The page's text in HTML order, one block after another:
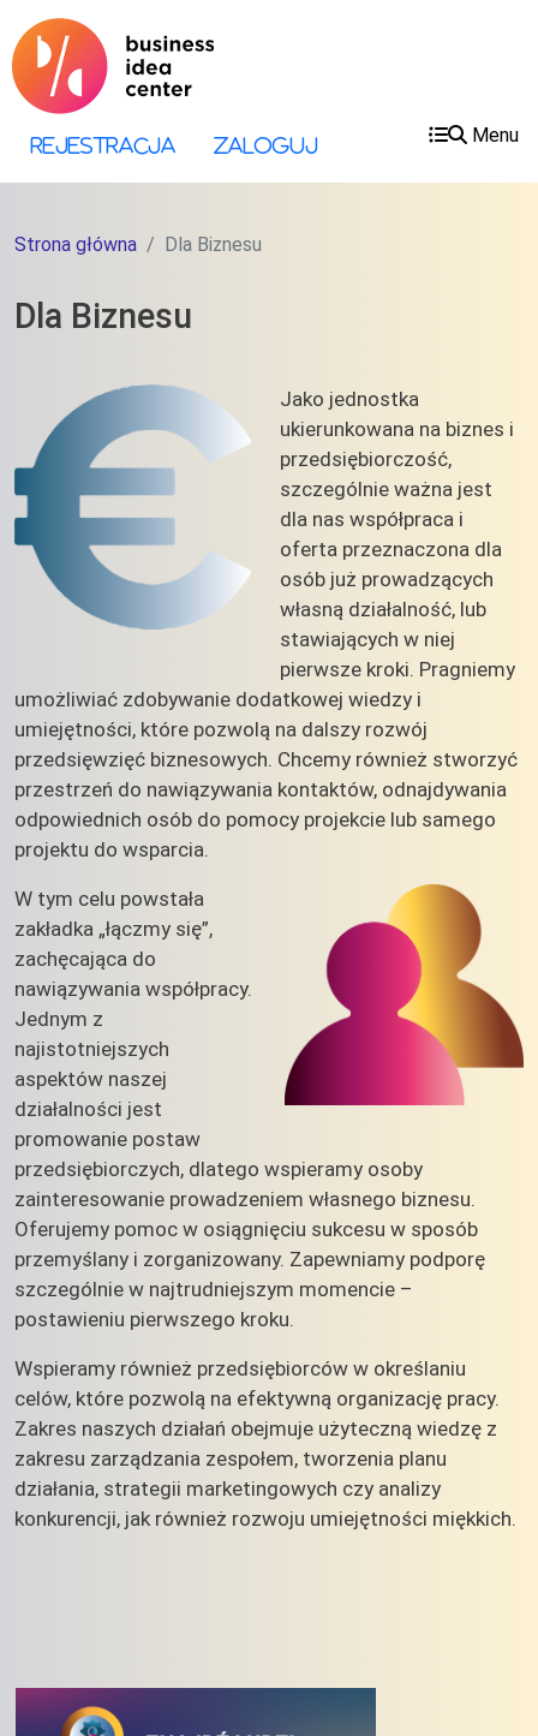
Menu konta użytkownika
Rejestracja Zaloguj Menu
Strona główna Dla Biznesu
Dla Biznesu
Jako jednostka
ukierunkowana na biznes i
przedsiębiorczość,
szczególnie ważna jest
dla nas współpraca i
oferta przeznaczona dla
osób już prowadzących
własną działalność, lub
stawiających w niej
pierwsze kroki. Pragniemy
umożliwiać zdobywanie dodatkowej wiedzy i
umiejętności, które pozwolą na dalszy rozwój
przedsięwzięć biznesowych. Chcemy również stworzyć
przestrzeń do nawiązywania kontaktów, odnajdywania
odpowiednich osób do pomocy projekcie lub samego
projektu do wsparcia.
W tym celu powstała
zakładka „łączmy się”,
zachęcająca do
nawiązywania współpracy.
Jednym z
najistotniejszych
aspektów naszej
działalności jest
promowanie postaw
przedsiębiorczych, dlatego wspieramy osoby
zainteresowanie prowadzeniem własnego biznesu.
Oferujemy pomoc w osiągnięciu sukcesu w sposób
przemyślany i zorganizowany. Zapewniamy podporę
szczególnie w najtrudniejszym momencie –
postawieniu pierwszego kroku.
Wspieramy również przedsiębiorców w określaniu
celów, które pozwolą na efektywną organizację pracy.
Zakres naszych działań obejmuje użyteczną wiedzę z
zakresu zarządzania zespołem, tworzenia planu
działania, strategii marketingowych czy analizy
konkurencji, jak również rozwoju umiejętności miękkich.